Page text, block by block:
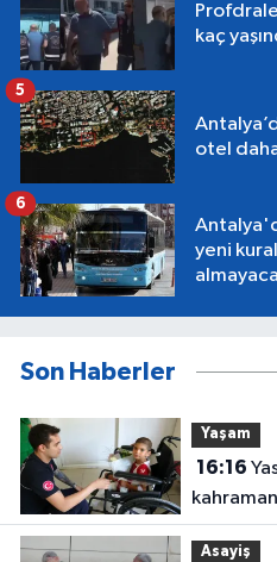
kaç
otel
5
yeni
6
Son Haberler
Yaşam
16:16
ziyaret
Asayiş